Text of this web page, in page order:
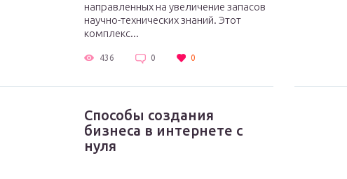
направленных на увеличение запасов
научно-технических знаний. Этот
комплекс...
436 0 0
Способы создания
бизнеса в интернете с
нуля